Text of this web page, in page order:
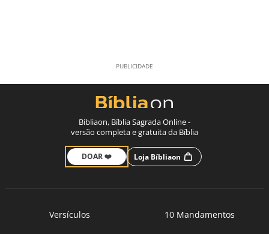
Bíbliaon, Bíblia Sagrada Online -
versão completa e gratuita da Bíblia
DOAR ❤️ Loja Bíbliaon
Versículos
10 Mandamentos